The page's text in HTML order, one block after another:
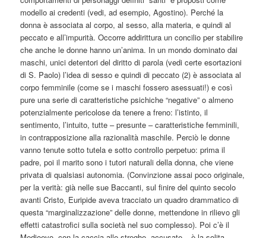
modello ai credenti (vedi, ad esempio, Agostino). Perché la
donna è associata al corpo, al sesso, alla materia, e quindi al
peccato e all’impurità. Occorre addirittura un concilio per stabilire
che anche le donne hanno un’anima. In un mondo dominato dai
maschi, unici detentori del diritto di parola (vedi certe esortazioni
di S. Paolo) l’idea di sesso e quindi di peccato (2) è associata al
corpo femminile (come se i maschi fossero asessuati!) e così
pure una serie di caratteristiche psichiche “negative” o almeno
potenzialmente pericolose da tenere a freno: l’istinto, il
sentimento, l’intuito, tutte – presunte – caratteristiche femminili,
in contrapposizione alla razionalità maschile. Perciò le donne
vanno tenute sotto tutela e sotto controllo perpetuo: prima il
padre, poi il marito sono i tutori naturali della donna, che viene
privata di qualsiasi autonomia. (Convinzione assai poco originale,
per la verità: già nelle sue Baccanti, sul finire del quinto secolo
avanti Cristo, Euripide aveva tracciato un quadro drammatico di
questa “marginalizzazione” delle donne, mettendone in rilievo gli
effetti catastrofici sulla società nel suo complesso). Poi c’è il